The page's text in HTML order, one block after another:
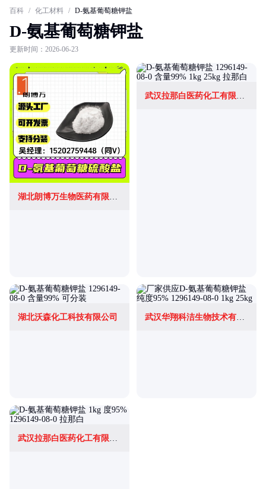
百科 / 化工材料 / D-氨基葡萄糖钾盐
D-氨基葡萄糖钾盐
更新时间：2026-06-23
湖北朗博万生物医药有限公司
武汉拉那白医药化工有限公司
湖北沃森化工科技有限公司 武汉华翔科洁生物技术有限公司